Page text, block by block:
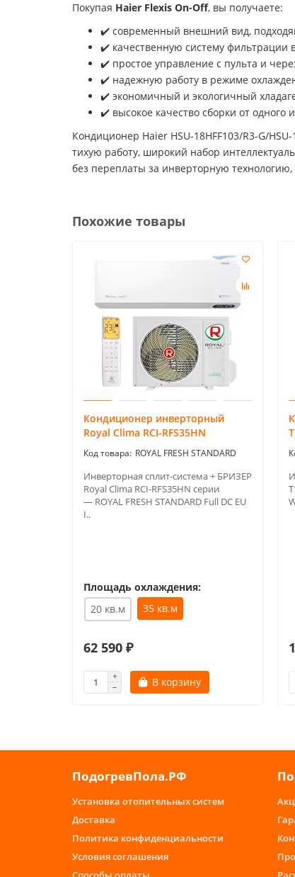
Покупая Haier Flexis On-Off, вы получаете:
✔️ современный внешний вид,
✔️ качественную систему фильтрации
✔️ простое управление с пульта и
✔️ надежную работу в режиме
✔️ экономичный и экологичный
✔️ высокое качество сборки от
Кондиционер Haier HSU-18HFF103/R3-G/
тихую работу, широкий набор
без переплаты за инверторную
Похожие товары
Кондиционер инверторный
Royal Clima RCI-RFS35HN
ROYAL FRESH STANDARD
Инверторная сплит-система + БРИЗЕР
Royal Clima RCI-RFS35HN серии
— ROYAL FRESH STANDARD Full DC EU
I..
Площадь охлаждения:
20 кв.м
35 кв.м
62 590 ₽
В корзину
ПодогревПола.РФ
Установка отопительных систем
Доставка
Политика конфиденциальности
Условия соглашения